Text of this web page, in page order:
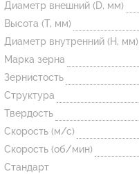
Огнеупорные
изделия
Скачать каталог
Тигель
Муфель
Черпак
Шербер
Диаметр внешний (D, мм)
Высота (T, мм)
Диаметр внутренний (H, мм)
Марка зерна
Зернистость
Структура
Твердость
Скорость (м/с)
Скорость (об/мин)
Стандарт